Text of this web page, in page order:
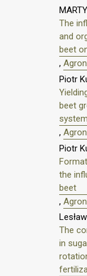
The
and
beet
,
Piotr
beet
,
Piotr
the
beet
,
The
in